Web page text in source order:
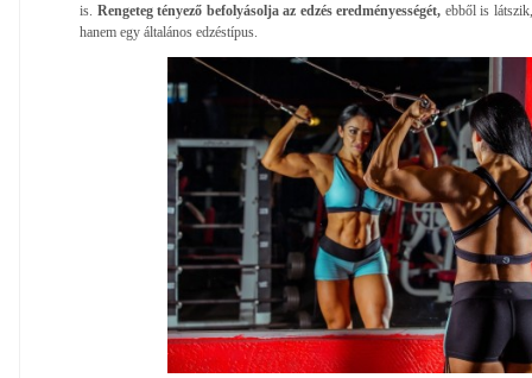
is. Rengeteg tényező befolyásolja az edzés eredményességét, ebből is
hanem egy általános edzéstípus.